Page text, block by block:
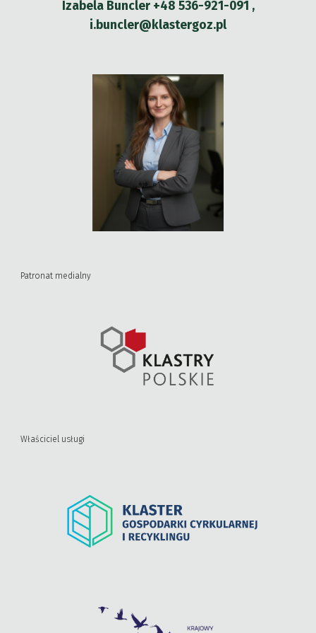
Izabela Buncler +48 536-921-091 ,
i.buncler@klastergoz.pl
Patronat medialny
Właściciel usługi